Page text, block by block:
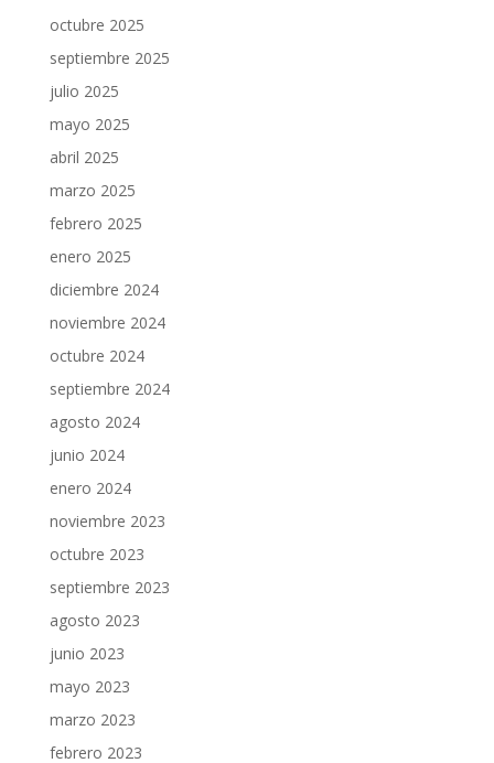
octubre 2025
septiembre 2025
julio 2025
mayo 2025
abril 2025
marzo 2025
febrero 2025
enero 2025
diciembre 2024
noviembre 2024
octubre 2024
septiembre 2024
agosto 2024
junio 2024
enero 2024
noviembre 2023
octubre 2023
septiembre 2023
agosto 2023
junio 2023
mayo 2023
marzo 2023
febrero 2023